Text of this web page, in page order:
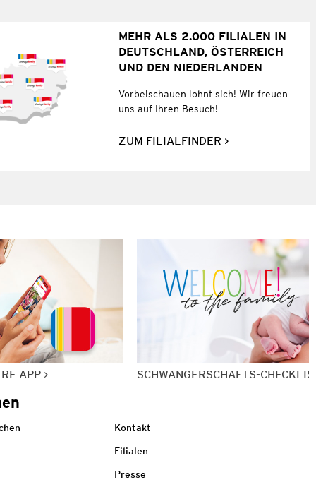
MEHR ALS 2.000 FILIALEN IN
DEUTSCHLAND, ÖSTERREICH
UND DEN NIEDERLANDEN
Vorbeischauen lohnt sich! Wir freuen
uns auf Ihren Besuch!
ZUM FILIALFINDER
APP SCHWANGERSCHAFTS-
Kontakt
Filialen
Presse